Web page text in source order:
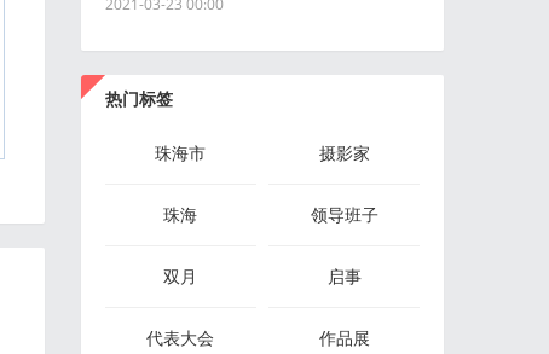
2021-03-23 00:00
热门标签
珠海市 摄影家
珠海 领导班子
双月 启事
代表大会 作品展